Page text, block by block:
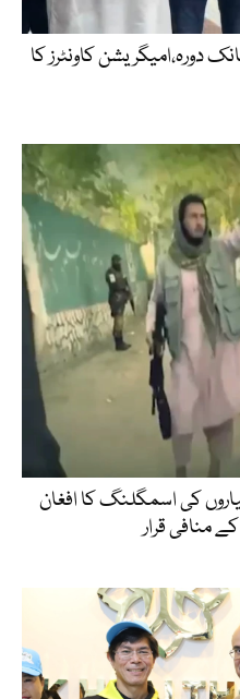
دورہ،امیگریشن کاونٹرز کا
کی اسمگلنگ کا افغان
منافی قرار